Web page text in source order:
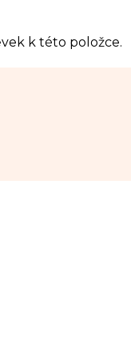
k této položce.